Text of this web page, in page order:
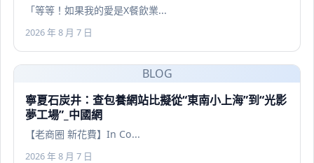
「等等！如果我的愛是X餐飲業...
2026 年 8 月 7 日
BLOG
寧夏石炭井：查包養網站比擬從“東南小上海”到“光影
夢工場”_中國網
【老商圈 新花費】In Co...
2026 年 8 月 7 日